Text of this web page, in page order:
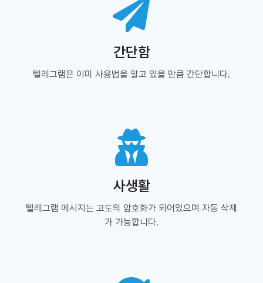
간단함
텔레그램은 이미 사용법을 알고 있을 만큼 간단합니다.
사생활
텔레그램 메시지는 고도의 암호화가 되어있으며 자동 삭제
가 가능합니다.